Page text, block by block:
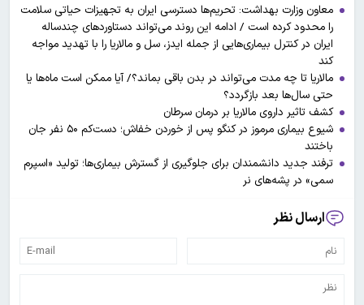
معاون وزارت بهداشت: تحریم‌ها دسترسی ایران به تجهیزات حیاتی سلامت
را محدود کرده است / ادامه این روند می‌تواند دستاوردهای چندساله
ایران در کنترل بیماری‌هایی از جمله ایدز، سل و مالاریا را با تهدید مواجه
کند
مالاریا تا چه مدت می‌تواند در بدن باقی بماند؟/ آیا ممکن است ماه‌ها یا
حتی سال‌ها بعد بازگردد؟
کشف تاثیر داروی مالاریا بر درمان سرطان
شیوع بیماری مرموز در کنگو پس از خوردن خفاش؛ دست‌کم ۵۰ نفر جان
باختند
ترفند جدید دانشمندان برای جلوگیری از گسترش بیماری‌ها؛ تولید «اسپرم
سمی» در پشه‌های نر
ارسال نظر